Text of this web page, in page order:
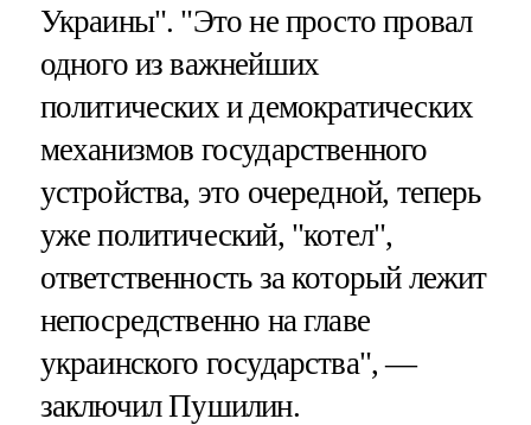
Украины". "Это не просто провал
одного из важнейших
политических и демократических
механизмов государственного
устройства, это очередной, теперь
уже политический, "котел",
ответственность за который лежит
непосредственно на главе
украинского государства", —
заключил Пушилин.